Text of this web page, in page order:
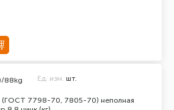
(ГОСТ 7798-70, 7805-70) неполная
88kg Ед. изм. шт.